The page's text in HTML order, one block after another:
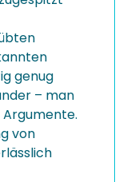
genug
– man
Argumente.
von